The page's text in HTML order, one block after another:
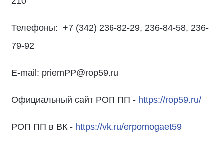
Телефоны: +7 (342) 236-82-29, 236-84-58, 236-
79-92
E-mail: priemPP@rop59.ru
Официальный сайт РОП ПП - https://rop59.ru/
РОП ПП в ВК - https://vk.ru/erpomogaet59